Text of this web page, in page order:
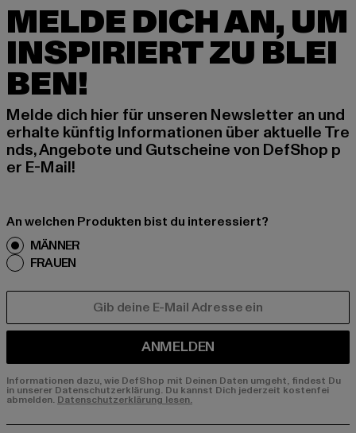
MELDE DICH AN, UM
INSPIRIERT ZU BLEI
BEN!
Melde dich hier für unseren Newsletter an und
erhalte künftig Informationen über aktuelle Tre
nds, Angebote und Gutscheine von DefShop p
er E-Mail!
An welchen Produkten bist du interessiert?
MÄNNER
FRAUEN
ANMELDEN
Informationen dazu, wie DefShop mit Deinen Daten umgeht, findest Du
in unserer Datenschutzerklärung. Du kannst Dich jederzeit kostenfei
abmelden. Datenschutzerklärung lesen.